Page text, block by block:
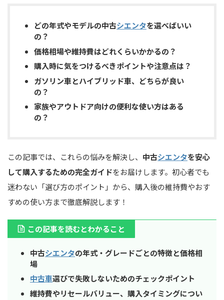
どの年式やモデルの中古シエンタを選べばいい
の？
価格相場や維持費はどれくらいかかるの？
購入時に気をつけるべきポイントや注意点は？
ガソリン車とハイブリッド車、どちらが良い
の？
家族やアウトドア向けの便利な使い方はある
の？
この記事では、これらの悩みを解決し、 中古シエンタを安心
して購入するための完全ガイドをお届けします。初心者でも
迷わない「選び方のポイント」から、購入後の維持費やおす
すめの使い方まで徹底解説します！
この記事を読むとわかること
中古シエンタの年式・グレードごとの特徴と価格相
場
中古車選びで失敗しないためのチェックポイント
維持費やリセールバリュー、購入タイミングについ